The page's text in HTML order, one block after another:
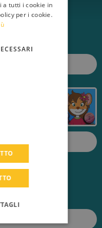
FRENCH
DUTCH
a tutti i cookie in
per i cookie.